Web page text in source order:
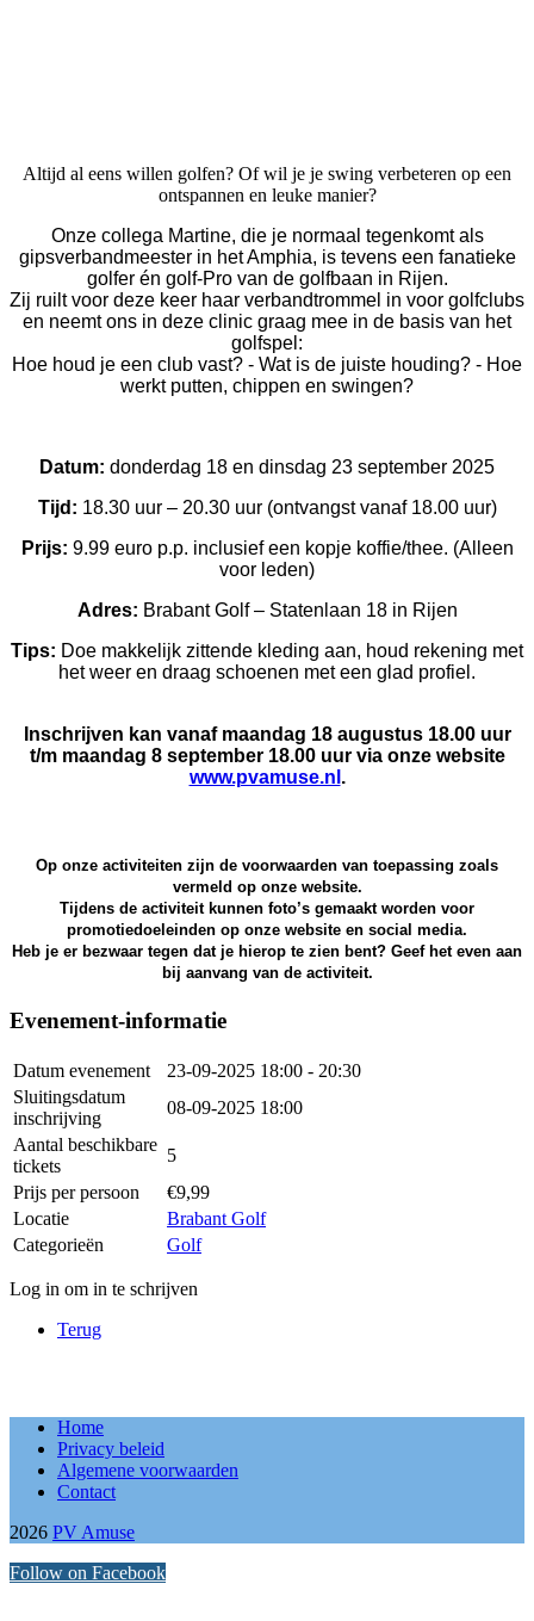
Altijd al eens willen golfen? Of wil je je swing verbeteren op een
ontspannen en leuke manier?
Onze collega Martine, die je normaal tegenkomt als
gipsverbandmeester in het Amphia, is tevens een fanatieke
golfer én golf-Pro van de golfbaan in Rijen.
Zij ruilt voor deze keer haar verbandtrommel in voor golfclubs
en neemt ons in deze clinic graag mee in de basis van het
golfspel:
Hoe houd je een club vast? - Wat is de juiste houding? - Hoe
werkt putten, chippen en swingen?
Datum: donderdag 18 en dinsdag 23 september 2025
Tijd: 18.30 uur – 20.30 uur (ontvangst vanaf 18.00 uur)
Prijs: 9.99 euro p.p. inclusief een kopje koffie/thee. (Alleen
voor leden)
Adres: Brabant Golf – Statenlaan 18 in Rijen
Tips: Doe makkelijk zittende kleding aan, houd rekening met
het weer en draag schoenen met een glad profiel.
Inschrijven kan vanaf maandag 18 augustus 18.00 uur
t/m maandag 8 september 18.00 uur via onze website
www.pvamuse.nl .
Op onze activiteiten zijn de voorwaarden van toepassing zoals
vermeld op onze website.
Tijdens de activiteit kunnen foto’s gemaakt worden voor
promotiedoeleinden op onze website en social media.
Heb je er bezwaar tegen dat je hierop te zien bent? Geef het even aan
bij aanvang van de activiteit.
Evenement-informatie
Datum evenement 23-09-2025 18:00 - 20:30
Sluitingsdatum
inschrijving
08-09-2025 18:00
Aantal beschikbare
tickets
5
Prijs per persoon
€9,99
Locatie
Brabant Golf
Categorieën
Golf
Log in om in te schrijven
Terug
Home
Privacy beleid
Algemene voorwaarden
Contact
2026 PV Amuse
Follow on Facebook